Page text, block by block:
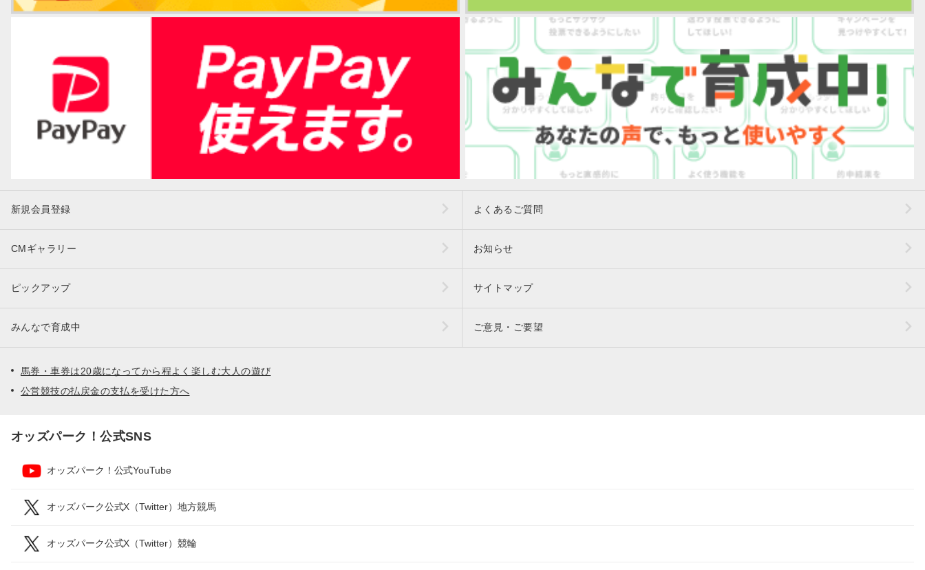
新規会員登録 よくあるご質問
CMギャラリー お知らせ
ピックアップ サイトマップ
みんなで育成中 ご意見・ご要望
馬券・車券は20歳になってから程よく楽しむ大人の遊び
公営競技の払戻金の支払を受けた方へ
オッズパーク！公式SNS
オッズパーク！公式YouTube
オッズパーク公式X（Twitter）地方競馬
オッズパーク公式X（Twitter）競輪